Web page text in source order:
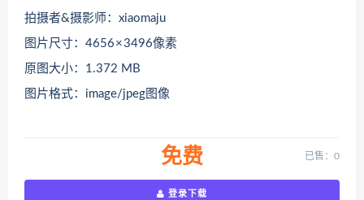
拍摄者&摄影师：xiaomaju
图片尺寸：4656 × 3496像素
原图大小：1.372 MB
图片格式：image/jpeg图像
免费 已售：0
登录下载